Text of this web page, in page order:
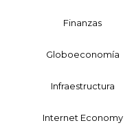
Finanzas
Globoeconomía
Infraestructura
Internet Economy